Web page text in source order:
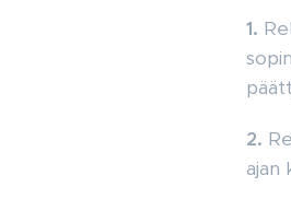
1.
2.
ajan